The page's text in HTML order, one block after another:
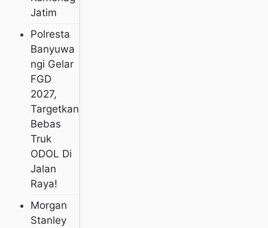
Jatim
Polresta
Banyuwa
Ngi Gelar
FGD
2027,
Targetkan
Bebas
Truk
ODOL Di
Jalan
Raya!
Morgan
Stanley